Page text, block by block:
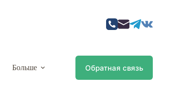
Больше Обратная связь